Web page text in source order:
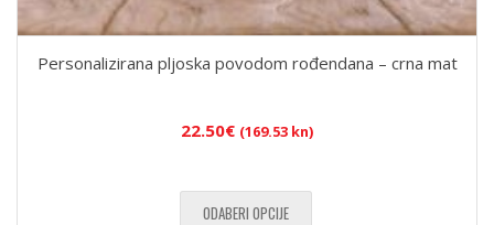
Personalizirana pljoska povodom rođendana – crna mat
22.50€ (169.53 kn)
ODABERI OPCIJE